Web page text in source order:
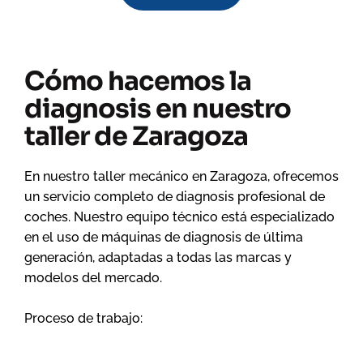
Cómo hacemos la
diagnosis en nuestro
taller de Zaragoza
En nuestro taller mecánico en Zaragoza, ofrecemos
un servicio completo de diagnosis profesional de
coches. Nuestro equipo técnico está especializado
en el uso de máquinas de diagnosis de última
generación, adaptadas a todas las marcas y
modelos del mercado.
Proceso de trabajo: